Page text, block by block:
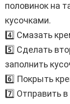
половинок на
кусочками.
4️⃣ Смазать
5️⃣ Сделать
заполнить
6️⃣ Покрыть
7️⃣ Отправить